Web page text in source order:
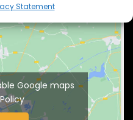
Statement
Google maps